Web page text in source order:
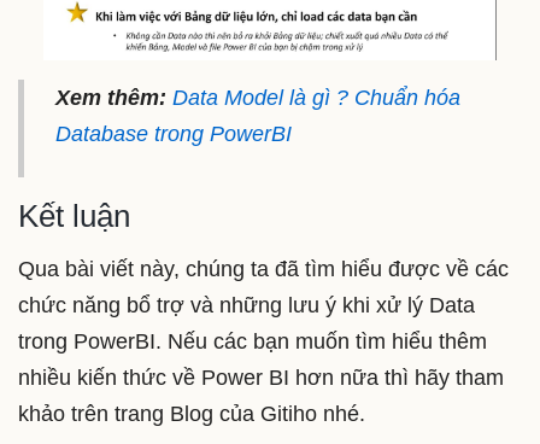
Xem thêm: Data Model là gì ? Chuẩn hóa
Database trong PowerBI
Kết luận
Qua bài viết này, chúng ta đã tìm hiểu được về các
chức năng bổ trợ và những lưu ý khi xử lý Data
trong PowerBI. Nếu các bạn muốn tìm hiểu thêm
nhiều kiến thức về Power BI hơn nữa thì hãy tham
khảo trên trang Blog của Gitiho nhé.